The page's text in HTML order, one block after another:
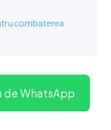
combaterea
de WhatsApp